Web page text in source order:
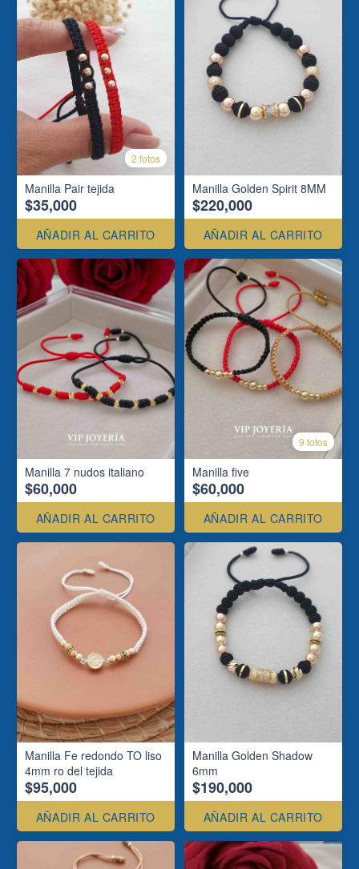
2 fotos
Manilla Pair tejida
$35,000
AÑADIR AL CARRITO
Manilla Golden Spirit 8MM
$220,000
AÑADIR AL CARRITO
Manilla 7 nudos italiano
$60,000
AÑADIR AL CARRITO
9 fotos
Manilla five
$60,000
AÑADIR AL CARRITO
Manilla Fe redondo TO liso
4mm ro del tejida
$95,000
AÑADIR AL CARRITO
Manilla Golden Shadow
6mm
$190,000
AÑADIR AL CARRITO